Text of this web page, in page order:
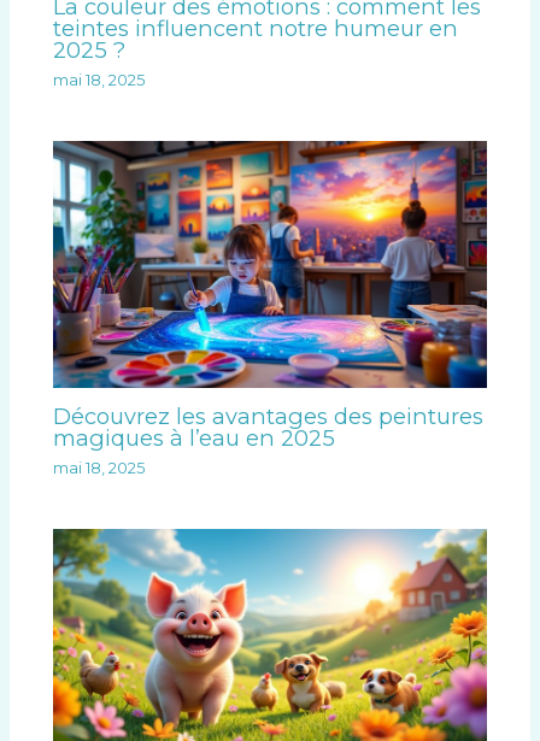
La couleur des émotions : comment les
teintes influencent notre humeur en
2025 ?
mai 18, 2025
Découvrez les avantages des peintures
magiques à l’eau en 2025
mai 18, 2025